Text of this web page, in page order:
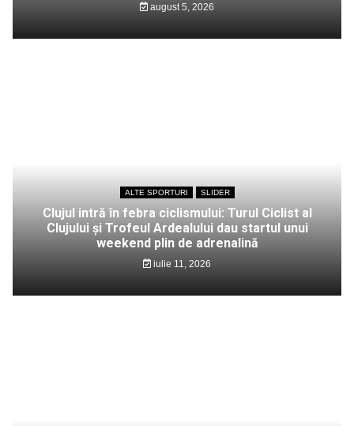
august 5, 2026
ALTE SPORTURI SLIDER
Clujul intră în febra ciclismului: Turul Ciclist al
Clujului și Trofeul Ardealului dau startul unui
weekend plin de adrenalină
iulie 11, 2026